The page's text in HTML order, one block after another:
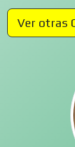
Ver otras